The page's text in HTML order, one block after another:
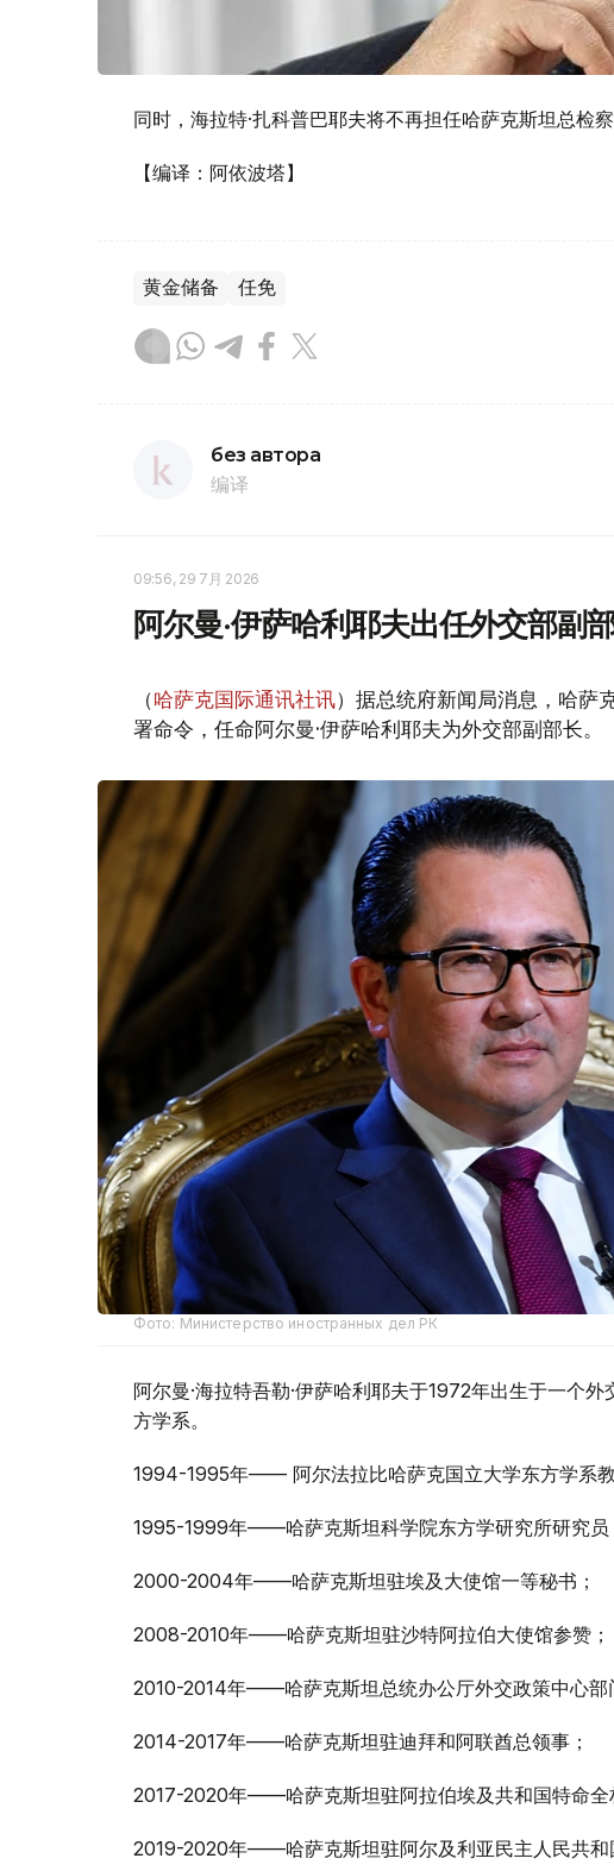
同时，海拉特·扎科普巴耶夫将不再担任哈萨克斯坦总检
【编译：阿依波塔】
黄金储备 任免
без автора
编译
09:56, 29 7月 2026
阿尔曼·伊萨哈利耶夫出任外交部副
（哈萨克国际通讯社讯）据总统府新闻局消息，哈萨
署命令，任命阿尔曼·伊萨哈利耶夫为外交部副部长。
Фото: Министерство иностранных дел РК
阿尔曼·海拉特吾勒·伊萨哈利耶夫于1972年出生于一个
方学系。
1994-1995年—— 阿尔法拉比哈萨克国立大学东方学系教
1995-1999年——哈萨克斯坦科学院东方学研究所研究员
2000-2004年——哈萨克斯坦驻埃及大使馆一等秘书；
2008-2010年——哈萨克斯坦驻沙特阿拉伯大使馆参赞；
2010-2014年——哈萨克斯坦总统办公厅外交政策中心部
2014-2017年——哈萨克斯坦驻迪拜和阿联酋总领事；
2017-2020年——哈萨克斯坦驻阿拉伯埃及共和国特命全
2019-2020年——哈萨克斯坦驻阿尔及利亚民主人民共和